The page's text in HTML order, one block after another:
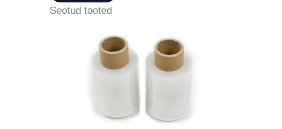
Seotud tooted